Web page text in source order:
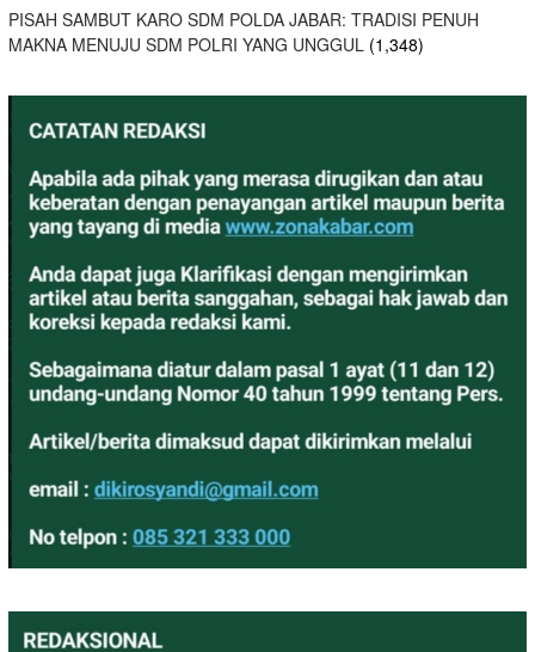
PISAH SAMBUT KARO SDM POLDA JABAR: TRADISI PENUH
MAKNA MENUJU SDM POLRI YANG UNGGUL (1,348)